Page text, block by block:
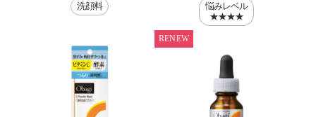
洗顔料
悩みレベル
★★★★
RENEW